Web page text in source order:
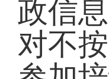
政信
对不